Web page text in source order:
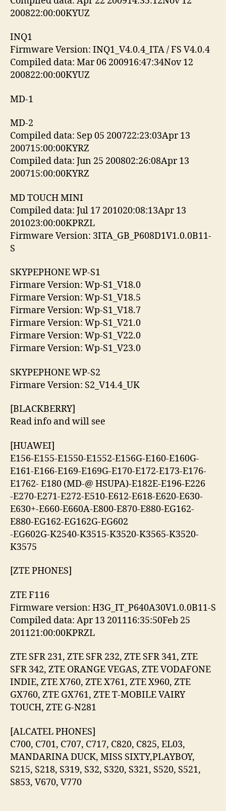
200822:00:00KYUZ
INQ1
Firmware Version: INQ1_V4.0.4_ITA / FS V4.0.4
Compiled data: Mar 06 200916:47:34Nov 12
200822:00:00KYUZ
MD-1
MD-2
Compiled data: Sep 05 200722:23:03Apr 13
200715:00:00KYRZ
Compiled data: Jun 25 200802:26:08Apr 13
200715:00:00KYRZ
MD TOUCH MINI
Compiled data: Jul 17 201020:08:13Apr 13
201023:00:00KPRZL
Firmware Version: 3ITA_GB_P608D1V1.0.0B11-
S
SKYPEPHONE WP-S1
Firmare Version: Wp-S1_V18.0
Firmare Version: Wp-S1_V18.5
Firmare Version: Wp-S1_V18.7
Firmare Version: Wp-S1_V21.0
Firmare Version: Wp-S1_V22.0
Firmare Version: Wp-S1_V23.0
SKYPEPHONE WP-S2
Firmare Version: S2_V14.4_UK
[BLACKBERRY]
Read info and will see
[HUAWEI]
E156-E155-E1550-E1552-E156G-E160-E160G-
E161-E166-E169-E169G-E170-E172-E173-E176-
E1762- E180 (MD-@ HSUPA)-E182E-E196-E226
-E270-E271-E272-E510-E612-E618-E620-E630-
E630+-E660-E660A-E800-E870-E880-EG162-
E880-EG162-EG162G-EG602
-EG602G-K2540-K3515-K3520-K3565-K3520-
K3575
[ZTE PHONES]
ZTE F116
Firmware version: H3G_IT_P640A30V1.0.0B11-S
Compiled data: Apr 13 201116:35:50Feb 25
201121:00:00KPRZL
ZTE SFR 231, ZTE SFR 232, ZTE SFR 341, ZTE
SFR 342, ZTE ORANGE VEGAS, ZTE VODAFONE
INDIE, ZTE X760, ZTE X761, ZTE X960, ZTE
GX760, ZTE GX761, ZTE T-MOBILE VAIRY
TOUCH, ZTE G-N281
[ALCATEL PHONES]
C700, C701, C707, C717, C820, C825, EL03,
MANDARINA DUCK, MISS SIXTY,PLAYBOY,
S215, S218, S319, S32, S320, S321, S520, S521,
S853, V670, V770